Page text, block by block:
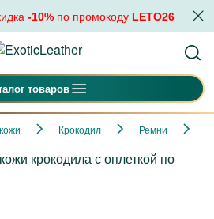
-10%по промокоду LETO26
товаров
Крокодил Ремни